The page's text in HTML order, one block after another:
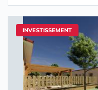
INVESTISSEMENT